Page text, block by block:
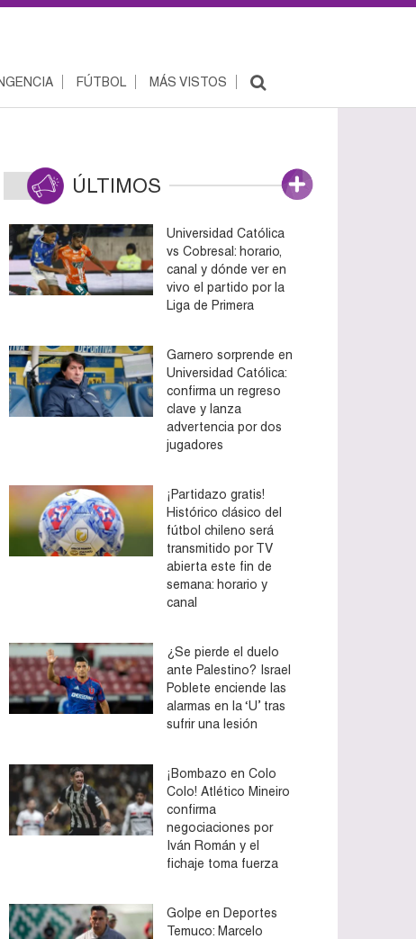
FÚTBOL MÁS VISTOS
ÚLTIMOS
Universidad Católica
vs Cobresal: horario,
canal y dónde ver en
vivo el partido por la
Liga de Primera
Garnero sorprende en
Universidad Católica:
confirma un regreso
clave y lanza
advertencia por dos
jugadores
¡Partidazo gratis!
Histórico clásico del
fútbol chileno será
transmitido por TV
abierta este fin de
semana: horario y
canal
¿Se pierde el duelo
ante Palestino? Israel
Poblete enciende las
alarmas en la ‘U’ tras
sufrir una lesión
¡Bombazo en Colo
Colo! Atlético Mineiro
confirma
negociaciones por
Iván Román y el
fichaje toma fuerza
Golpe en Deportes
Temuco: Marcelo